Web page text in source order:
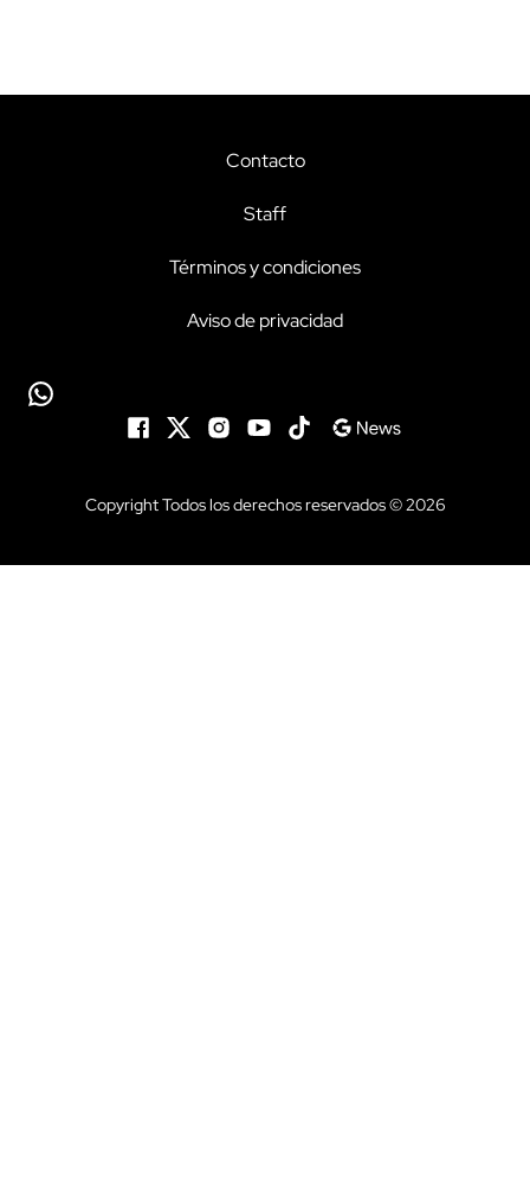
Contacto
Staff
Términos y condiciones
Aviso de privacidad
Copyright Todos los derechos reservados © 2026